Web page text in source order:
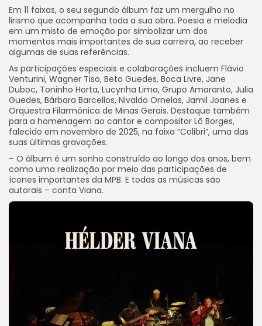
Em 11 faixas, o seu segundo álbum faz um mergulho no
lirismo que acompanha toda a sua obra. Poesia e melodia
em um misto de emoção por simbolizar um dos
momentos mais importantes de sua carreira, ao receber
algumas de suas referências.
As participações especiais e colaborações incluem Flávio
Venturini, Wagner Tiso, Beto Guedes, Boca Livre, Jane
Duboc, Toninho Horta, Lucynha Lima, Grupo Amaranto, Julia
Guedes, Bárbara Barcellos, Nivaldo Ornelas, Jamil Joanes e
Orquestra Filarmônica de Minas Gerais. Destaque também
para a homenagem ao cantor e compositor Lô Borges,
falecido em novembro de 2025, na faixa “Colibri”, uma das
suas últimas gravações.
– O álbum é um sonho construído ao longo dos anos, bem
como uma realização por meio das participações de
ícones importantes da MPB. E todas as músicas são
autorais – conta Viana.